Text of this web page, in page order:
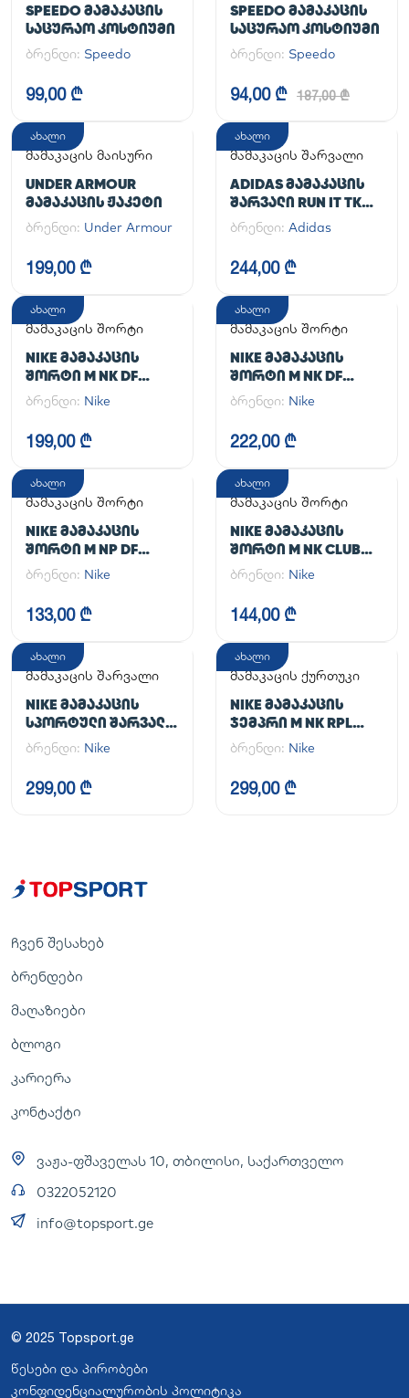
SPEEDO ᲛᲐᲛᲐᲙᲐᲪᲘᲡ
ᲡᲐᲪᲣᲠᲐᲝ ᲙᲝᲡᲢᲘᲣᲛᲘ
ბრენდი: Speedo
99,00 ₾
SPEEDO ᲛᲐᲛᲐᲙᲐᲪᲘᲡ
ᲡᲐᲪᲣᲠᲐᲝ ᲙᲝᲡᲢᲘᲣᲛᲘ
ბრენდი: Speedo
94,00 ₾ 187,00 ₾
ახალი
მამაკაცის მაისური
UNDER ARMOUR
ᲛᲐᲛᲐᲙᲐᲪᲘᲡ ᲟᲐᲙᲔᲢᲘ
ბრენდი: Under Armour
199,00 ₾
ახალი
მამაკაცის შარვალი
ADIDAS ᲛᲐᲛᲐᲙᲐᲪᲘᲡ
ᲨᲐᲠᲕᲐᲚᲘ RUN IT TKO
PANT
ბრენდი: Adidas
244,00 ₾
ახალი
მამაკაცის შორტი
NIKE ᲛᲐᲛᲐᲙᲐᲪᲘᲡ
ᲨᲝᲠᲢᲘ M NK DF
UNLIMITED WVN 7IN
ბრენდი: Nike
199,00 ₾
ახალი
მამაკაცის შორტი
NIKE ᲛᲐᲛᲐᲙᲐᲪᲘᲡ
ᲨᲝᲠᲢᲘ M NK DF
UNLIMITED WVN 7IN
2IN1
ბრენდი: Nike
222,00 ₾
ახალი
მამაკაცის შორტი
NIKE ᲛᲐᲛᲐᲙᲐᲪᲘᲡ
ᲨᲝᲠᲢᲘ M NP DF
LONG SHORT
ბრენდი: Nike
133,00 ₾
ახალი
მამაკაცის შორტი
NIKE ᲛᲐᲛᲐᲙᲐᲪᲘᲡ
ᲨᲝᲠᲢᲘ M NK CLUB
FLOW SHORT
ბრენდი: Nike
144,00 ₾
ახალი
მამაკაცის შარვალი
NIKE ᲛᲐᲛᲐᲙᲐᲪᲘᲡ
ᲡᲞᲝᲠᲢᲣᲚᲘ ᲨᲐᲠᲕᲐᲚᲘ
M NK DF UNLIMITED
PANT TPR
ბრენდი: Nike
299,00 ₾
ახალი
მამაკაცის ქურთუკი
NIKE ᲛᲐᲛᲐᲙᲐᲪᲘᲡ
ᲯᲔᲛᲞᲠᲘ M NK RPL
UNLIMITED JKT
ბრენდი: Nike
299,00 ₾
ჩვენ შესახებ
ბრენდები
მაღაზიები
ბლოგი
კარიერა
კონტაქტი
ვაჟა-ფშაველას 10, თბილისი, საქართველო
0322052120
info@topsport.ge
© 2025 Topsport.ge
წესები და პირობები
კონფიდენციალურობის პოლიტიკა